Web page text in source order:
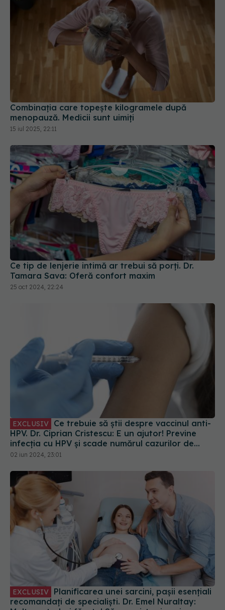
Combinația care topește kilogramele după
menopauză. Medicii sunt uimiți
15 iul 2025, 22:11
Ce tip de lenjerie intimă ar trebui să porți. Dr.
Tamara Sava: Oferă confort maxim
25 oct 2024, 22:24
EXCLUSIV
HPV. Dr. Ciprian Cristescu: E un ajutor! Previne
infecția cu HPV și scade numărul cazurilor de
cancer de col uterin
02 iun 2024, 23:01
EXCLUSIV
recomandați de specialiști. Dr. Emel Nuraltay: